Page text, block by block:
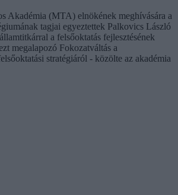
Akadémia (MTA) elnökének meghívására a
tagjai egyeztettek Palkovics László
a felsőoktatás fejlesztésének
megalapozó Fokozatváltás a
stratégiáról - közölte az akadémia